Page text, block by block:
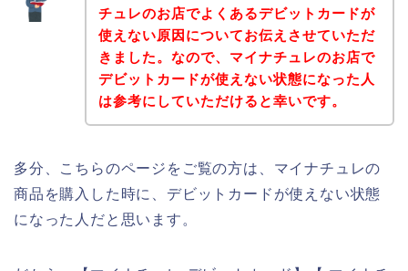
チュレのお店でよくあるデビットカードが
使えない原因についてお伝えさせていただ
きました。なので、マイナチュレのお店で
デビットカードが使えない状態になった人
は参考にしていただけると幸いです。
多分、こちらのページをご覧の方は、マイナチュレの
商品を購入した時に、デビットカードが使えない状態
になった人だと思います。